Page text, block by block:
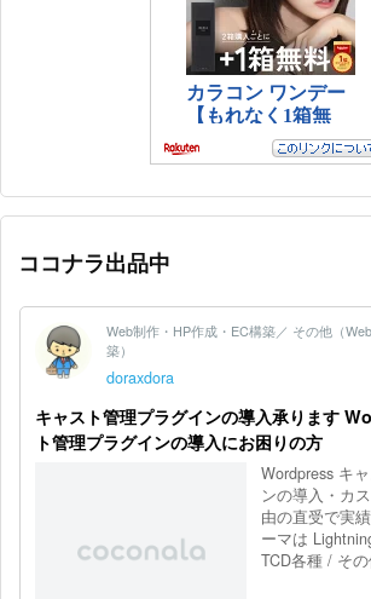
ココナラ出品中